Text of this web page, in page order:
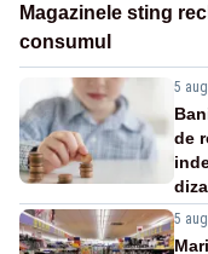
Magazinele sting
consumul
5
de
5